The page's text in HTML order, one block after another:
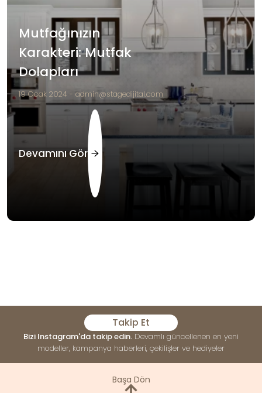
Mutfağınızın
Karakteri: Mutfak
Dolapları
19 Ocak 2024 - admin@stagedijital.com
Devamını Gör
Takip Et
Bizi Instagram'da takip edin. Devamlı güncellenen en yeni
modeller, kampanya haberleri, çekilişler ve hediyeler
Başa Dön